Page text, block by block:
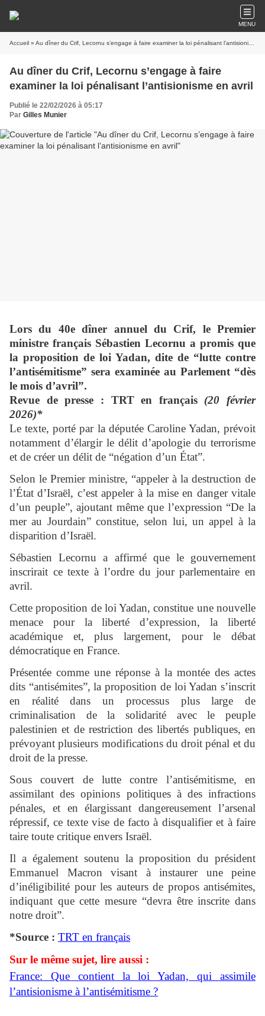
MENU
Accueil » Au dîner du Crif, Lecornu s’engage à faire examiner la loi pénalisant l’antisionisme en avril
Au dîner du Crif, Lecornu s’engage à faire
examiner la loi pénalisant l’antisionisme en avril
Publié le 22/02/2026 à 05:17
Par Gilles Munier
Lors du 40e dîner annuel du Crif, le Premier
ministre français Sébastien Lecornu a promis que
la proposition de loi Yadan, dite de “lutte contre
l’antisémitisme” sera examinée au Parlement “dès
le mois d’avril”.
Revue de presse : TRT en français (20 février
2026)*
Le texte, porté par la députée Caroline Yadan, prévoit
notamment d’élargir le délit d’apologie du terrorisme
et de créer un délit de “négation d’un État”.
Selon le Premier ministre, “appeler à la destruction de
l’État d’Israël, c’est appeler à la mise en danger vitale
d’un peuple”, ajoutant même que l’expression “De la
mer au Jourdain” constitue, selon lui, un appel à la
disparition d’Israël.
Sébastien Lecornu a affirmé que le gouvernement
inscrirait ce texte à l’ordre du jour parlementaire en
avril.
Cette proposition de loi Yadan, constitue une nouvelle
menace pour la liberté d’expression, la liberté
académique et, plus largement, pour le débat
démocratique en France.
Présentée comme une réponse à la montée des actes
dits “antisémites”, la proposition de loi Yadan s’inscrit
en réalité dans un processus plus large de
criminalisation de la solidarité avec le peuple
palestinien et de restriction des libertés publiques, en
prévoyant plusieurs modifications du droit pénal et du
droit de la presse.
Sous couvert de lutte contre l’antisémitisme, en
assimilant des opinions politiques à des infractions
pénales, et en élargissant dangereusement l’arsenal
répressif, ce texte vise de facto à disqualifier et à faire
taire toute critique envers Israël.
Il a également soutenu la proposition du président
Emmanuel Macron visant à instaurer une peine
d’inéligibilité pour les auteurs de propos antisémites,
indiquant que cette mesure “devra être inscrite dans
notre droit”.
*Source : TRT en français
Sur le même sujet, lire aussi :
France: Que contient la loi Yadan, qui assimile
l’antisionisme à l’antisémitisme ?